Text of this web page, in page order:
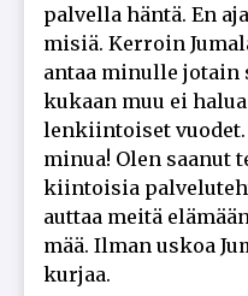
pal­vel­la hän­tä. En
mi­siä. Ker­roin
an­taa mi­nul­le jo­tain
ku­kaan muu ei
len­kiin­toi­set
mi­nua! Olen
kiin­toi­sia
aut­taa mei­tä
mää. Il­man us­koa
kur­jaa.